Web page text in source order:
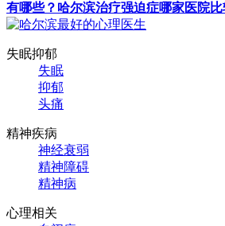
有哪些？哈尔滨治疗强迫症哪家医院
失眠抑郁
失眠
抑郁
头痛
精神疾病
神经衰弱
精神障碍
精神病
心理相关